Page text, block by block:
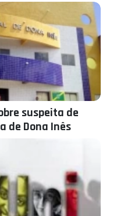
suspeita de
de Dona Inês